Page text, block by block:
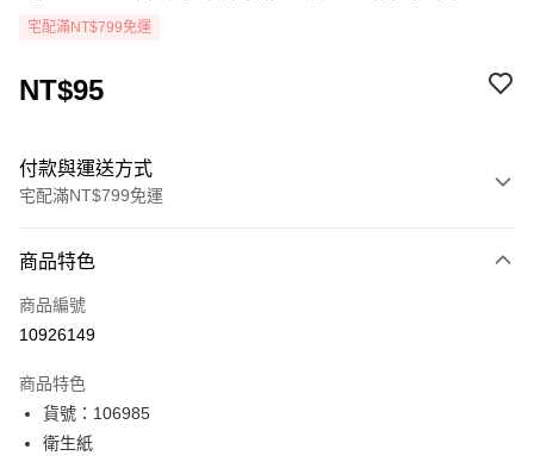
宅配滿NT$799免運
NT$95
付款與運送方式
宅配滿NT$799免運
icash Pay
信用卡一次付款
Apple Pay
街口支付
商品特色
商品編號
10926149
商品特色
貨號：106985
衛生紙